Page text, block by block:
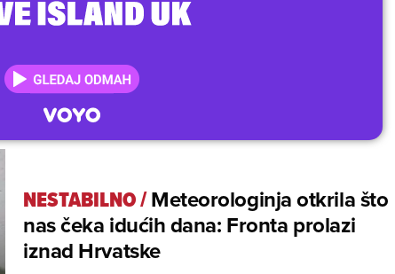
NESTABILNO/Meteorologinja otkrila što
nas čeka idućih dana: Fronta prolazi
iznad Hrvatske